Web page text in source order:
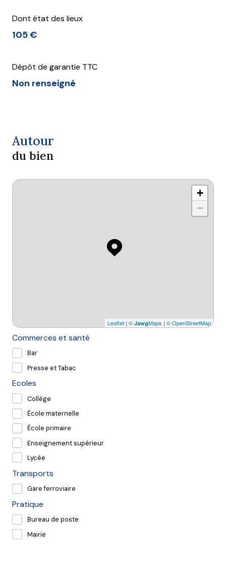
Dont état des lieux
105 €
Dépôt de garantie TTC
Non renseigné
Autour
du bien
+
−
Leaflet | © JawgMaps | © OpenStreetMap
Commerces et santé
Bar
Presse et Tabac
Ecoles
Collège
École maternelle
École primaire
Enseignement supérieur
Lycée
Transports
Gare ferroviaire
Pratique
Bureau de poste
Mairie